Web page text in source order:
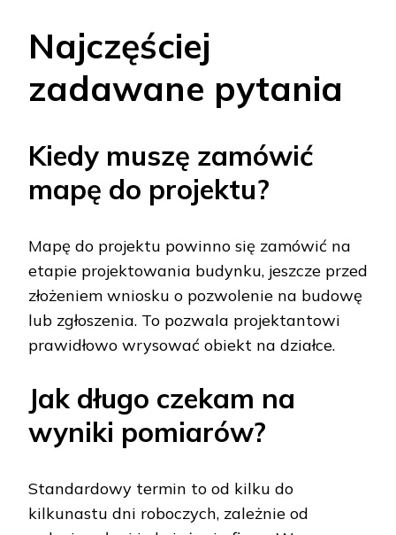
Najczęściej
zadawane pytania
Kiedy muszę zamówić
mapę do projektu?
Mapę do projektu powinno się zamówić na
etapie projektowania budynku, jeszcze przed
złożeniem wniosku o pozwolenie na budowę
lub zgłoszenia. To pozwala projektantowi
prawidłowo wrysować obiekt na działce.
Jak długo czekam na
wyniki pomiarów?
Standardowy termin to od kilku do
kilkunastu dni roboczych, zależnie od